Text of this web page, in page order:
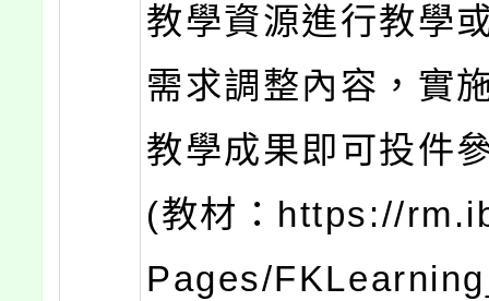
教學資源進行教學
需求調整內容，實
教學成果即可投件
(教材：https://
Pages/